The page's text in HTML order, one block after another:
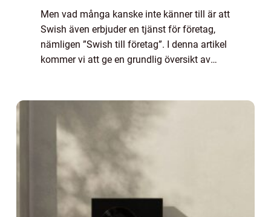
Men vad många kanske inte känner till är att
Swish även erbjuder en tjänst för företag,
nämligen ”Swish till företag”. I denna artikel
kommer vi att ge en grundlig översikt av